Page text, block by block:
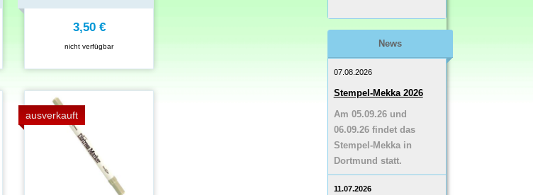
3,50 €
nicht verfügbar
ausverkauft
News
07.08.2026
Stempel-Mekka 2026
Am 05.09.26 und
06.09.26 findet das
Stempel-Mekka in
Dortmund statt.
11.07.2026